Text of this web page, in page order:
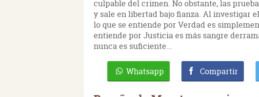
culpable del crimen. No obstante, las
y sale en libertad bajo fianza. Al investigar
lo que se entiende por Verdad es
entiende por Justicia es más sangre
nunca es suficiente...
Whatsapp Compartir